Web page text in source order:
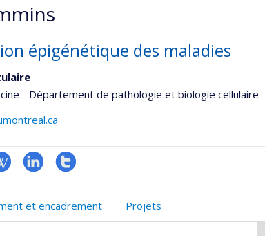
épigénétique des maladies
- Département de pathologie et biologie cellulaire
LinkedInCompte
et encadrement Projets